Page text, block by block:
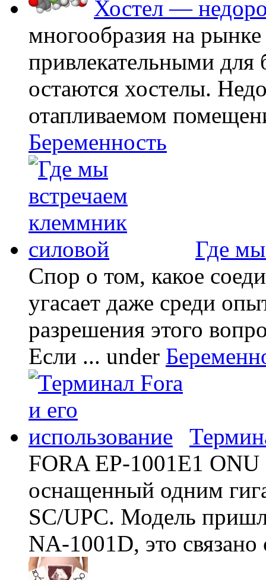
Хостел —
многообразия на
привлекательными
остаются хостелы.
отапливаемом
Беременность
Где
Спор о том, какое
угасает даже среди
разрешения этого
Если ... under
FORA EP-1001E1 ONU
оснащенный одним
SC/UPC. Модель
NA-1001D, это связано